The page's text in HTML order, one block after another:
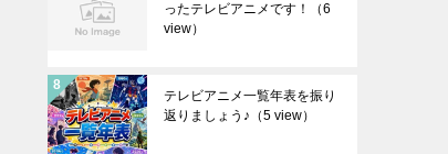
ったテレビアニメです！
（6
view）
テレビアニメ一覧年表を振り
返りましょう♪ （5 view）